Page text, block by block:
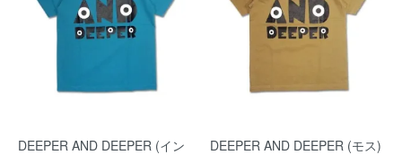
DEEPER AND DEEPER (イン
DEEPER AND DEEPER (モス)